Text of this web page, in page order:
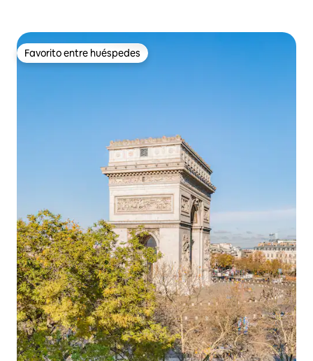
Favorito entre huéspedes
Favorito entre huéspedes